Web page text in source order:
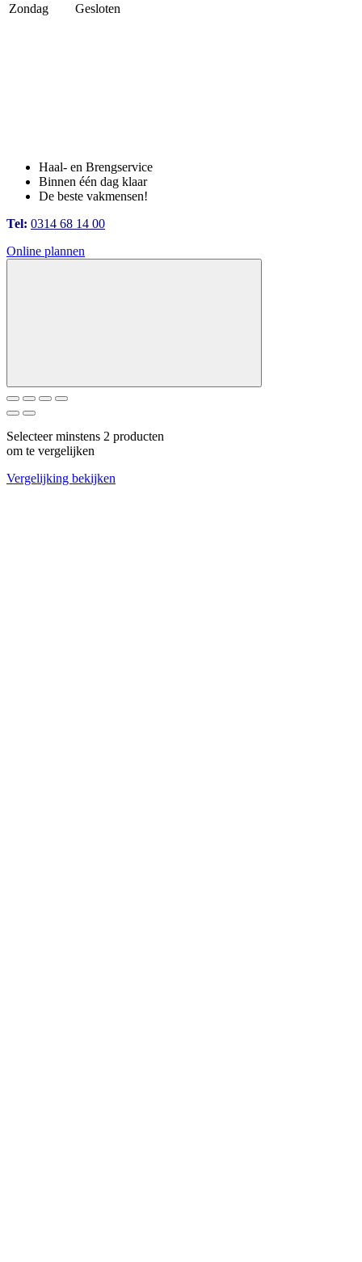
Zondag
Gesloten
Haal- en Brengservice
Binnen één dag klaar
De beste vakmensen!
Tel: 0314 68 14 00
Online plannen
Selecteer minstens 2 producten
om te vergelijken
Vergelijking bekijken